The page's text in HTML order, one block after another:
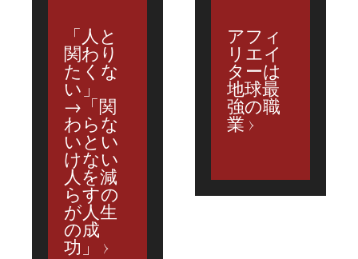
「人と
関わり
たくな
い」
→「関
わらな
いとい
けない
人を減
らすの
が人生
の成
功」
アフィ
リエイ
ターは
地球最
強の職
業